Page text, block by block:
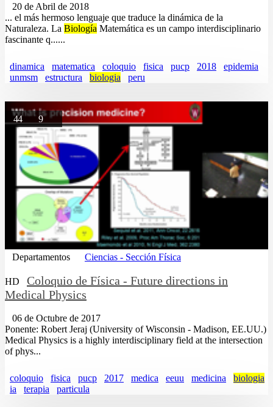
20 de Abril de 2018
... el más hermoso lenguaje que traduce la dinámica de la
Naturaleza. La Biología Matemática es un campo interdisciplinario
fascinante q......
dinamica matematica coloquio fisica pucp 2018
epidemia
unmsm
estructura biologia peru
449
Departamentos Ciencias - Sección Física
HD
Coloquio de Física - Future directions in
Medical Physics
06 de Octubre de 2017
Ponente: Robert Jeraj (University of Wisconsin - Madison, EE.UU.)
Medical Physics is a highly interdisciplinary field at the intersection
of phys...
coloquio fisica pucp 2017 medica eeuu medicina
biologia
ia
terapia particula